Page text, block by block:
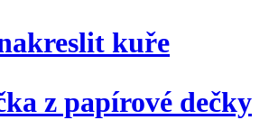
kuře
z papírové dečky